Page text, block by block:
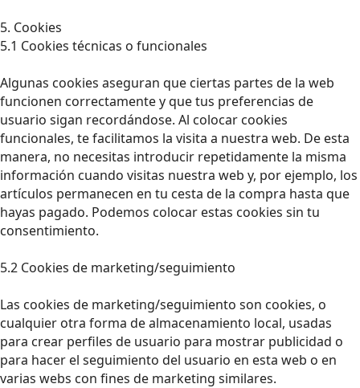
5. Cookies
5.1 Cookies técnicas o funcionales
Algunas cookies aseguran que ciertas partes de la web
funcionen correctamente y que tus preferencias de
usuario sigan recordándose. Al colocar cookies
funcionales, te facilitamos la visita a nuestra web. De esta
manera, no necesitas introducir repetidamente la misma
información cuando visitas nuestra web y, por ejemplo, los
artículos permanecen en tu cesta de la compra hasta que
hayas pagado. Podemos colocar estas cookies sin tu
consentimiento.
5.2 Cookies de marketing/seguimiento
Las cookies de marketing/seguimiento son cookies, o
cualquier otra forma de almacenamiento local, usadas
para crear perfiles de usuario para mostrar publicidad o
para hacer el seguimiento del usuario en esta web o en
varias webs con fines de marketing similares.